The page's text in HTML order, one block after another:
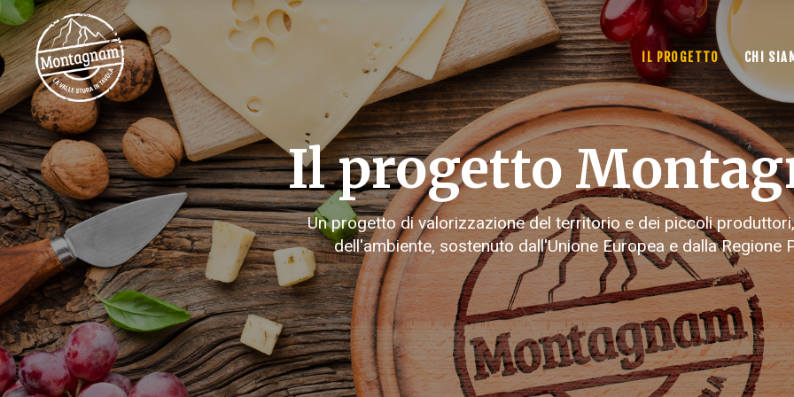
IL PROGETTO CHI
L’Àrbol
Fiori
La
L’Àrbol
Fiori
La
Il progetto
Un progetto di valorizzazione del territorio e dei piccoli
dell'ambiente, sostenuto dall'Unione Europea e dalla Regione